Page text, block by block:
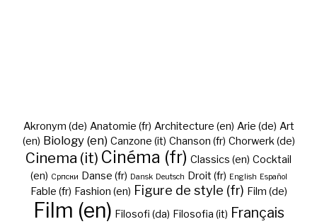
Akronym (de) Anatomie (fr) Architecture (en) Arie (de) Art
(en) Biology (en) Canzone (it) Chanson (fr) Chorwerk (de)
Cinema (it) Cinéma (fr) Classics (en) Cocktail
(en) Cрпски Danse (fr) Dansk Deutsch Droit (fr) English Español
Fable (fr) Fashion (en) Figure de style (fr) Film (de)
Film (en) Filosofi (da) Filosofia (it) Français